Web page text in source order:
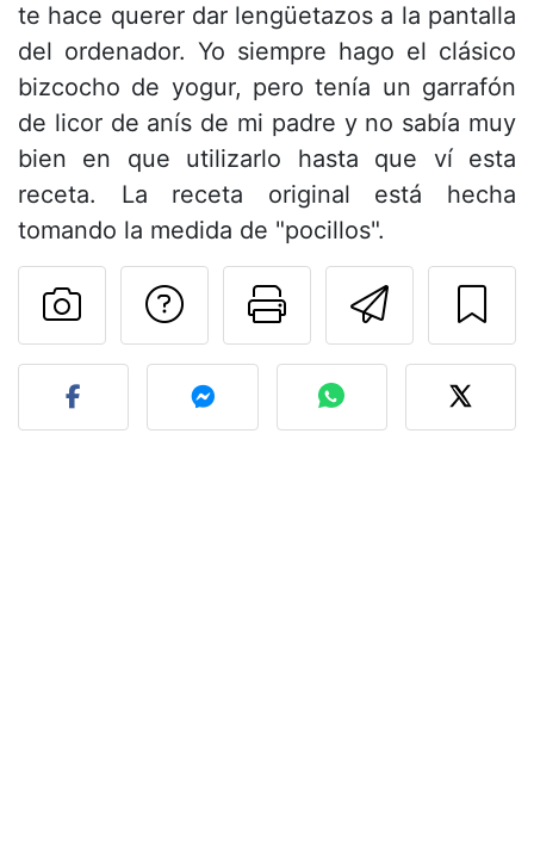
te hace querer dar lengüetazos a la pantalla
del ordenador. Yo siempre hago el clásico
bizcocho de yogur, pero tenía un garrafón
de licor de anís de mi padre y no sabía muy
bien en que utilizarlo hasta que ví esta
receta. La receta original está hecha
tomando la medida de "pocillos".
Imprimir
Preguntar al autor
Publicar la foto de esta